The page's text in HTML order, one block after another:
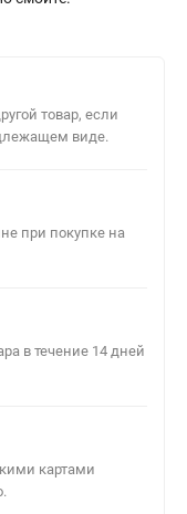
товар, если
виде.
при покупке на
в течение 14 дней
картами